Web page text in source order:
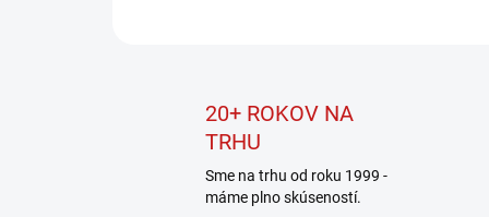
20+ ROKOV NA
TRHU
Sme na trhu od roku 1999 -
máme plno skúseností.